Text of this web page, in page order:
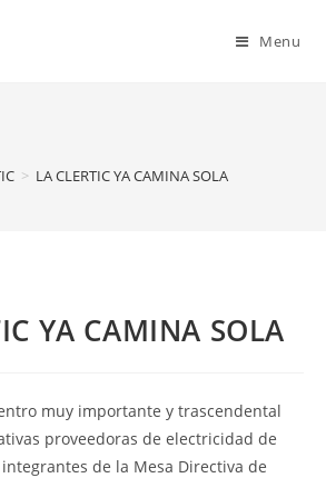
Menu
> LA CLERTIC YA CAMINA SOLA
YA CAMINA SOLA
muy importante y trascendental
proveedoras de electricidad de
de la Mesa Directiva de